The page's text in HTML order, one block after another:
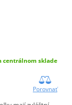
centrálnom sklade
Porovnať